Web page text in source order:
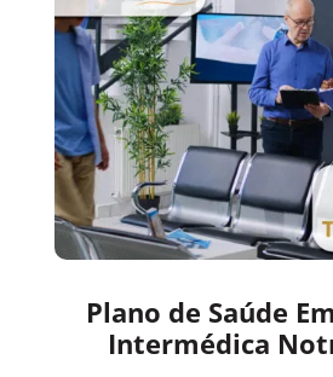
Plano de Saúde
Intermédica